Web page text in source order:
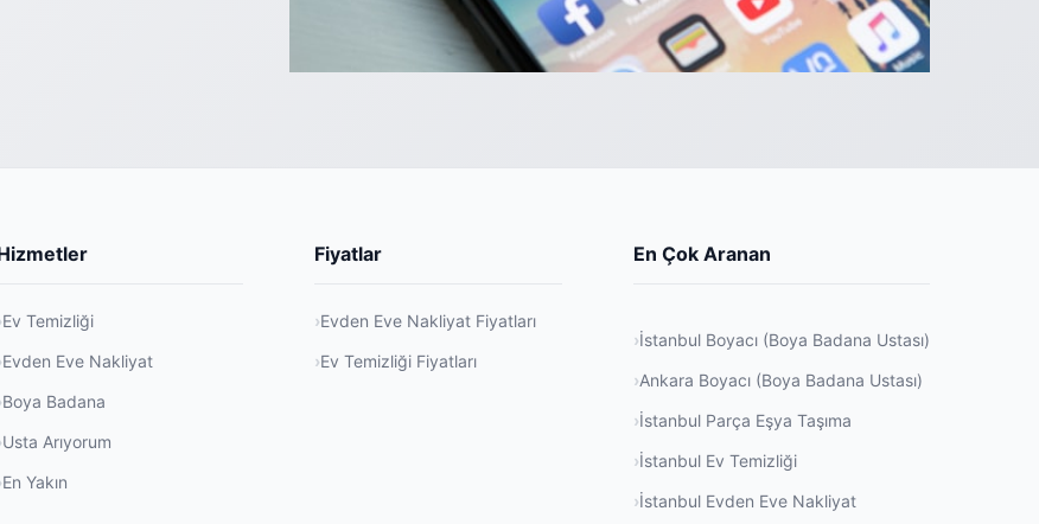
Ev Temizliği
Evden Eve Nakliyat
Boya Badana
Usta Arıyorum
En Yakın
Fiyatlar
Evden Eve Nakliyat Fiyatları
Ev Temizliği Fiyatları
En Çok Aranan
İstanbul Boyacı (Boya Badana Ustası)
Ankara Boyacı (Boya Badana Ustası)
İstanbul Parça Eşya Taşıma
İstanbul Ev Temizliği
İstanbul Evden Eve Nakliyat